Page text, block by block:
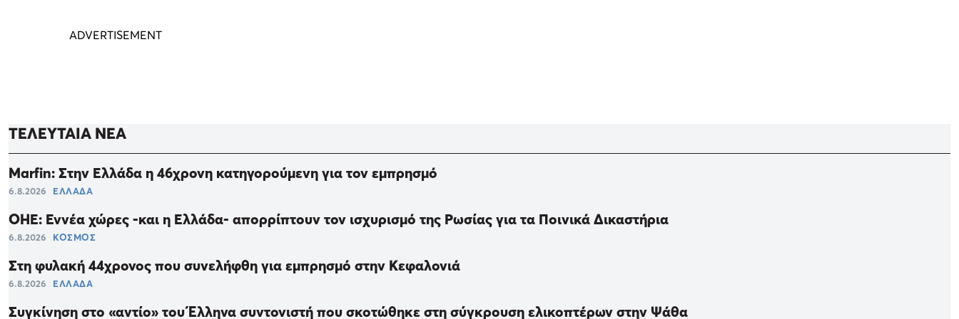
ΤΕΛΕΥΤΑΙΑ ΝΕΑ
Marfin: Στην Ελλάδα η 46χρονη κατηγορούμενη για τον εμπρησμό
6.8.2026 ΕΛΛΑΔΑ
ΟΗΕ: Εννέα χώρες -και η Ελλάδα- απορρίπτουν τον ισχυρισμό της Ρωσίας για τα Ποινικά Δικαστήρια
6.8.2026 ΚΟΣΜΟΣ
Στη φυλακή 44χρονος που συνελήφθη για εμπρησμό στην Κεφαλονιά
6.8.2026 ΕΛΛΑΔΑ
Συγκίνηση στο «αντίο» του Έλληνα συντονιστή που σκοτώθηκε στη σύγκρουση ελικοπτέρων στην Ψάθα